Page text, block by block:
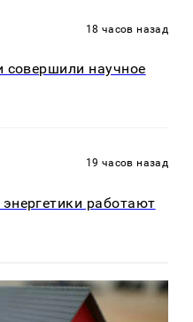
18 часов назад
научное
19 часов назад
работают